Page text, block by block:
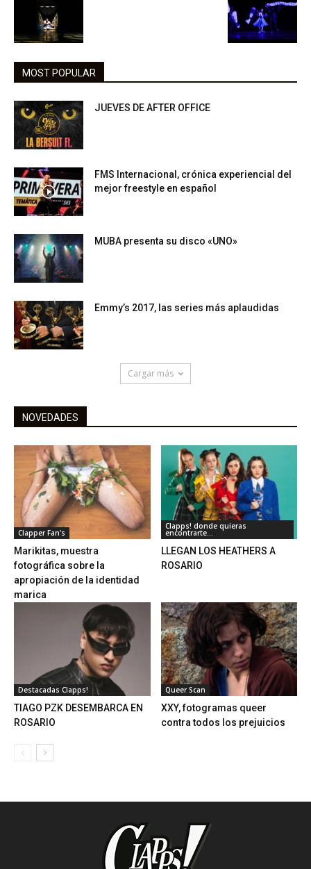
MOST POPULAR
JUEVES DE AFTER OFFICE
FMS Internacional, crónica experiencial del
mejor freestyle en español
MUBA presenta su disco «UNO»
Emmy’s 2017, las series más aplaudidas
Cargar más
NOVEDADES
Clapper Fan's
Marikitas, muestra
fotográfica sobre la
apropiación de la identidad
marica
Clapps! donde quieras
encontrarte...
LLEGAN LOS HEATHERS A
ROSARIO
Destacadas Clapps!
TIAGO PZK DESEMBARCA EN
ROSARIO
Queer Scan
XXY, fotogramas queer
contra todos los prejuicios